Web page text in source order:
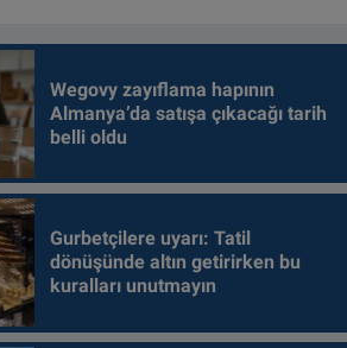
Wegovy zayıflama hapının
Almanya’da satışa çıkacağı tarih
belli oldu
Gurbetçilere uyarı: Tatil
dönüşünde altın getirirken bu
kuralları unutmayın